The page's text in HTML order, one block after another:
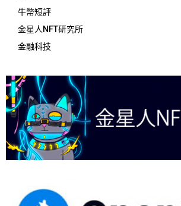
牛幣短評
金星人NFT研究所
金融科技